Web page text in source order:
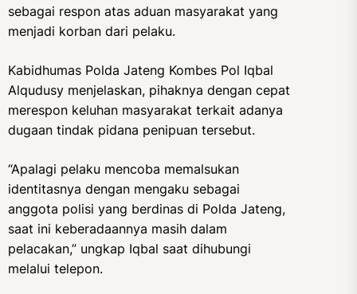
sebagai respon atas aduan masyarakat yang
menjadi korban dari pelaku.
Kabidhumas Polda Jateng Kombes Pol Iqbal
Alqudusy menjelaskan, pihaknya dengan cepat
merespon keluhan masyarakat terkait adanya
dugaan tindak pidana penipuan tersebut.
“Apalagi pelaku mencoba memalsukan
identitasnya dengan mengaku sebagai
anggota polisi yang berdinas di Polda Jateng,
saat ini keberadaannya masih dalam
pelacakan,” ungkap Iqbal saat dihubungi
melalui telepon.